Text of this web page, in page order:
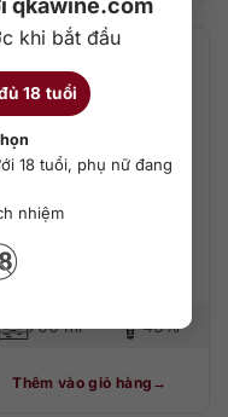
khi bắt đầu
18 tuổi
18 tuổi, phụ nữ đang
nhiệm
700 ml 43%
Thêm vào giỏ hàng